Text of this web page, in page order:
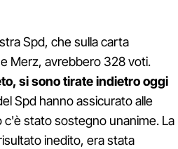
Spd, che sulla carta
Merz, avrebbero 328 voti.
si sono tirate indietro oggi
Spd hanno assicurato alle
c'è stato sostegno unanime. La
inedito, era stata